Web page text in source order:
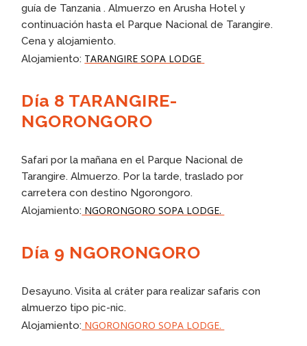
guía de Tanzania . Almuerzo en Arusha Hotel y
continuación hasta el Parque Nacional de Tarangire.
Cena y alojamiento.
Alojamiento: TARANGIRE SOPA LODGE
Día 8 TARANGIRE-
NGORONGORO
Safari por la mañana en el Parque Nacional de
Tarangire. Almuerzo. Por la tarde, traslado por
carretera con destino Ngorongoro.
Alojamiento: NGORONGORO SOPA LODGE.
Día 9 NGORONGORO
Desayuno. Visita al cráter para realizar safaris con
almuerzo tipo pic-nic.
Alojamiento: NGORONGORO SOPA LODGE.